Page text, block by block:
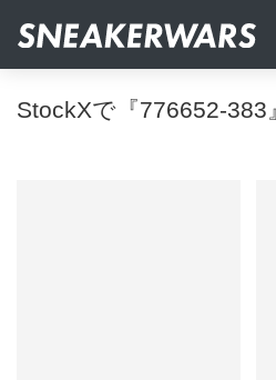
StockXで『776652-383